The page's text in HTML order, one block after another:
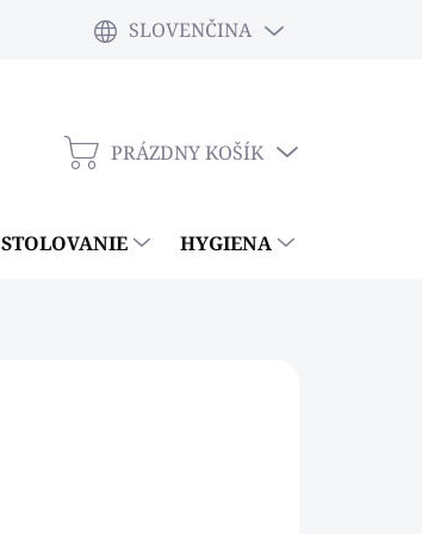
SLOVENČINA
NÁKUPNÝ
PRÁZDNY KOŠÍK
STOLOVANIE HYGIENA